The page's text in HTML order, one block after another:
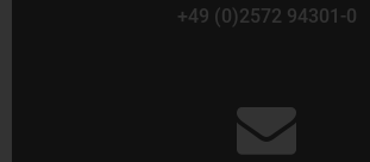
+49 (0)2572 94301-0